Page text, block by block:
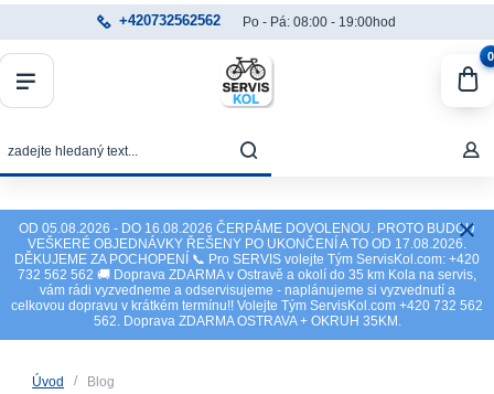
OD 05.08.2026 - DO 16.08.2026 ČERPÁME DOVOLENOU. PROTO BUDOU
VEŠKERÉ OBJEDNÁVKY ŘEŠENY PO UKONČENÍ A TO OD 17.08.2026.
DĚKUJEME ZA POCHOPENÍ 📞 Pro SERVIS volejte Tým ServisKol.com: +420
732 562 562 🚚 Doprava ZDARMA v Ostravě a okolí do 35 km Kola na servis,
vám rádi vyzvedneme a odservisujeme - naplánujeme si vyzvednutí a
celkovou dopravu v krátkém termínu!! Volejte Tým ServisKol.com +420 732 562
562. Doprava ZDARMA OSTRAVA + OKRUH 35KM.
+420732562562 Po - Pá: 08:00 - 19:00hod
0
Úvod Blog